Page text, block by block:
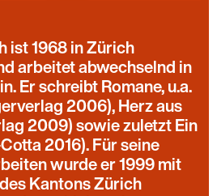
ist 1968 in Zürich
arbeitet abwechselnd in
Er schreibt Romane, u.a.
2006), Herz aus
2009) sowie zuletzt Ein
2016). Für seine
wurde er 1999 mit
Kantons Zürich